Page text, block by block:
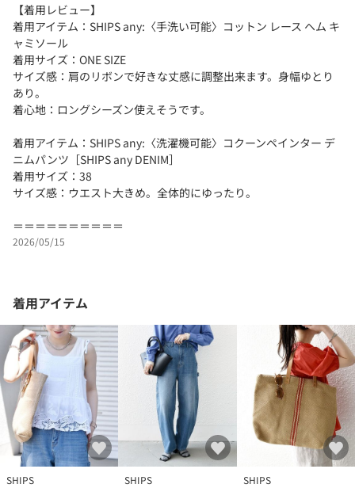
【着用レビュー】
着用アイテム：SHIPS any:〈手洗い可能〉コットン レース ヘム キ
ャミソール
着用サイズ：ONE SIZE
サイズ感：肩のリボンで好きな丈感に調整出来ます。身幅ゆとり
あり。
着心地：ロングシーズン使えそうです。
着用アイテム：SHIPS any:〈洗濯機可能〉コクーンペインター デ
ニムパンツ［SHIPS any DENIM］
着用サイズ：38
サイズ感：ウエスト大きめ。全体的にゆったり。
＝＝＝＝＝＝＝＝＝＝
2026/05/15
着用アイテム
SHIPS
SHIPS
SHIPS